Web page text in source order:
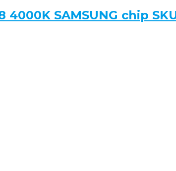
4000K SAMSUNG chip